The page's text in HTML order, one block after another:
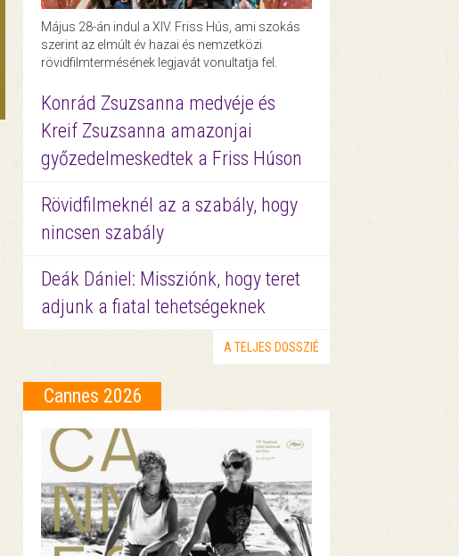
Május 28-án indul a XIV. Friss Hús, ami szokás
szerint az elmúlt év hazai és nemzetközi
rövidfilmtermésének legjavát vonultatja fel.
Konrád Zsuzsanna medvéje és
Kreif Zsuzsanna amazonjai
győzedelmeskedtek a Friss Húson
Rövidfilmeknél az a szabály, hogy
nincsen szabály
Deák Dániel: Missziónk, hogy teret
adjunk a fiatal tehetségeknek
A TELJES DOSSZIÉ
Cannes 2026